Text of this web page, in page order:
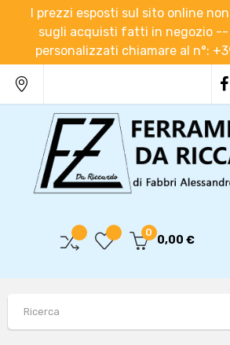
I prezzi esposti sul sito online
sugli acquisti fatti in negozio --
personalizzati chiamare al n°:
0
0,00 €